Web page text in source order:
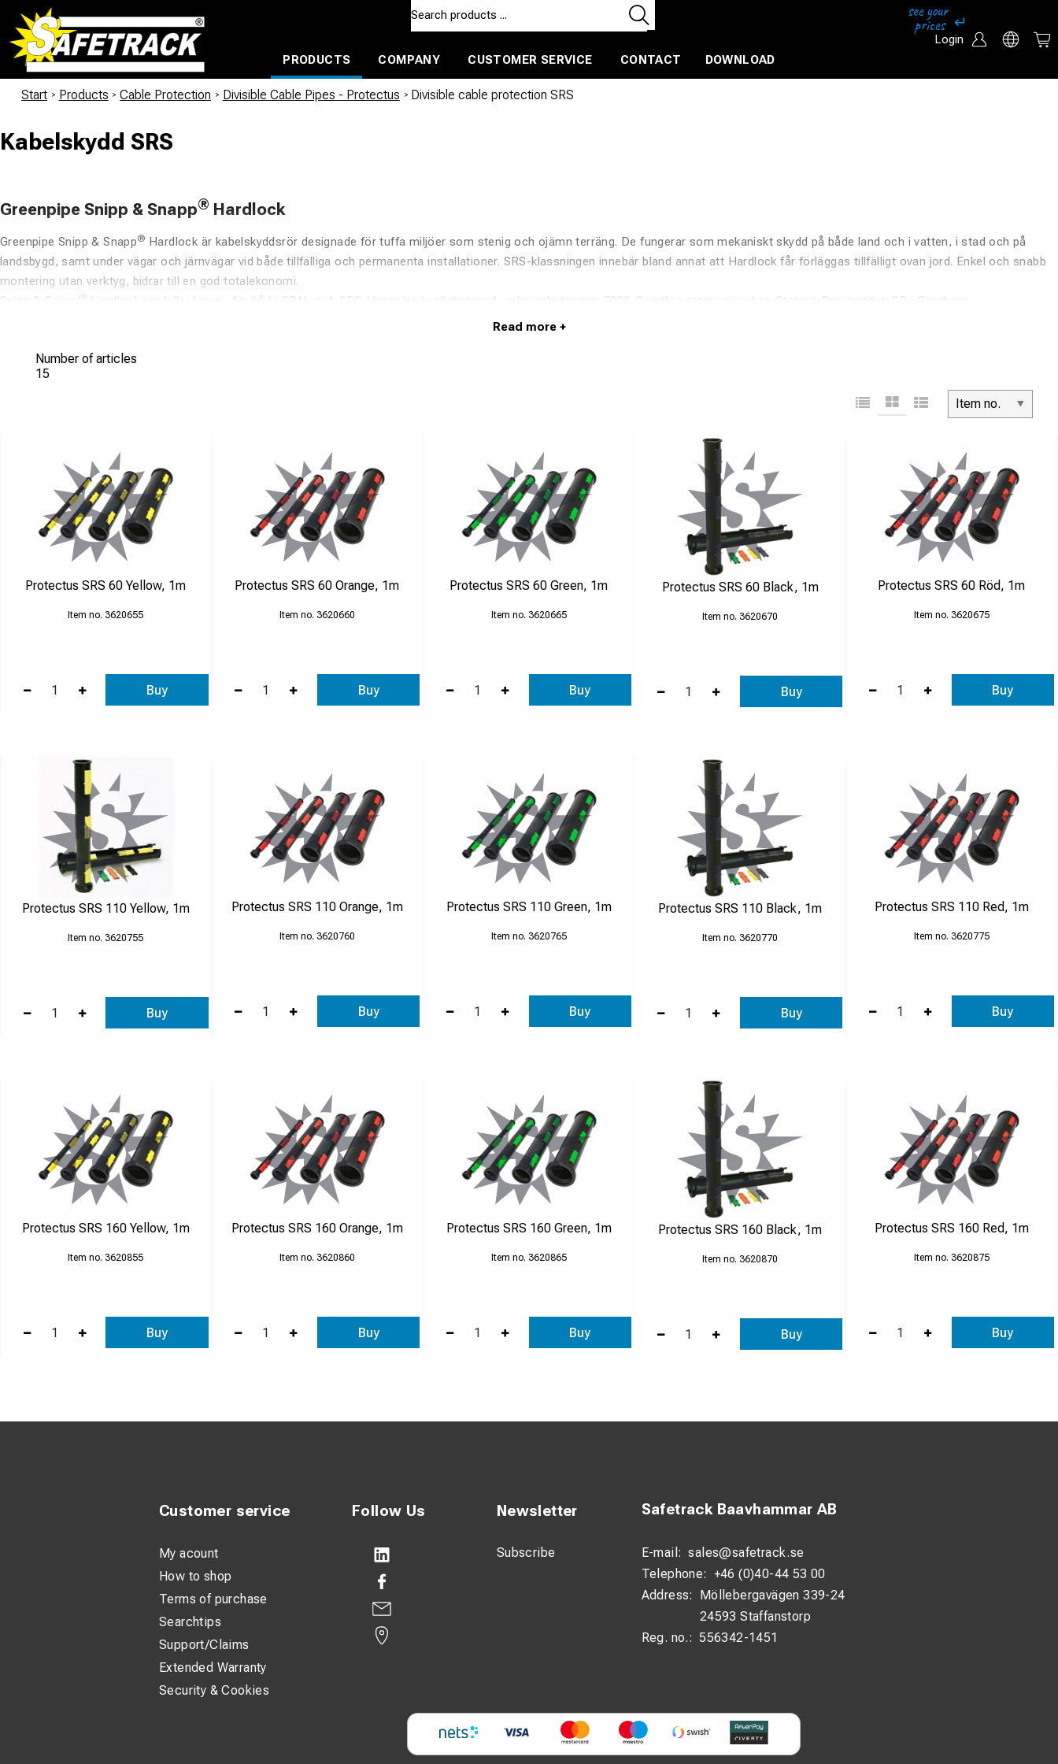
Login
PRODUCTS
COMPANY CUSTOMER SERVICE CONTACT DOWNLOAD
Start / Products / Cable Protection / Divisible Cable Pipes - Protectus / Divisible cable protection SRS
Kabelskydd SRS
Greenpipe Snipp & Snapp® Hardlock
Greenpipe Snipp & Snapp® Hardlock är kabelskyddsrör designade för tuffa miljöer som stenig och ojämn terräng. De fungerar som mekaniskt skydd på både land och i vatten, i stad och på
landsbygd, samt under vägar och järnvägar vid både tillfälliga och permanenta installationer. SRS-klassningen innebär bland annat att Hardlock får förläggas tillfälligt ovan jord. Enkel och snabb
montering utan verktyg, bidrar till en god totalekonomi.
Snipp & Snapp
® Hardlock uppfyller kraven för både SRN- och SRS-klassning i enlighet med verksamhetsnorm 5200. Samtliga tester görs hos Statens Provinstitut, SP i Göteborg.
Tillverkade av 100 % återvunnen plast, vilket ger upp till 80 % miljöbesparing jämfört med nyråvara.
Lås och gångjärn håller rörhalvorna säkert samman.
Flexibel konstruktion som kan vinklas upp till 15° per meter för smidig installation.
Montörernas förstahandsval sedan 2001.
Number of articles
15
Item no.
Protectus SRS 60 Yellow, 1m
3620655
Buy
Protectus SRS 60 Orange, 1m
3620660
Buy
Protectus SRS 60 Green, 1m
3620665
Buy
Protectus SRS 60 Black, 1m
3620670
Buy
Protectus SRS 60 Röd, 1m
3620675
Buy
Protectus SRS 110 Yellow, 1m
3620755
Buy
Protectus SRS 110 Orange, 1m
3620760
Buy
Protectus SRS 110 Green, 1m
3620765
Buy
Protectus SRS 110 Black, 1m
3620770
Buy
Protectus SRS 110 Red, 1m
3620775
Buy
Protectus SRS 160 Yellow, 1m
3620855
Buy
Protectus SRS 160 Orange, 1m
3620860
Buy
Protectus SRS 160 Green, 1m
3620865
Buy
Protectus SRS 160 Black, 1m
3620870
Buy
Protectus SRS 160 Red, 1m
3620875
Buy
Follow Us Newsletter
Subscribe
Safetrack Baavhammar AB
E-mail: sales@safetrack.se
Telephone: +46 (0)40-44 53 00
Address:
Möllebergavägen 339-24
24593 Staffanstorp
Reg. no.: 556342-1451
Customer service
My acount
How to shop
Terms of purchase
Searchtips
Support/Claims
Extended Warranty
Security & Cookies